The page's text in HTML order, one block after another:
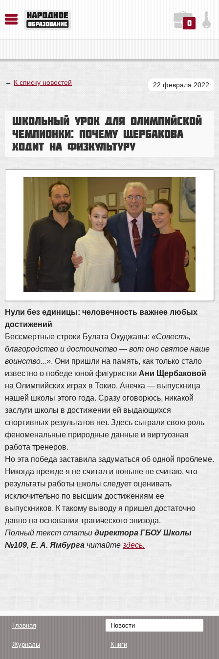
0
← К списку новостей 22 февраля 2022
Школьный урок для олимпийской
чемпионки: почему Щербакова
ходит на физкультуру
Нули без единицы: человечность важнее любых
достижений
Бессмертные строки Булата Окуджавы: «Совесть,
благородство и достоинство — вот оно святое наше
воинство...». Они пришли на память, как только стало
известно о победе юной фигуристки Ани Щербаковой
на Олимпийских играх в Токио. Анечка — выпускница
нашей школы этого года. Сразу оговорюсь, никакой
заслуги школы в достижении ей выдающихся
спортивных результатов нет. Здесь сыграли свою роль
феноменальные природные данные и виртуозная
работа тренеров.
Но эта победа заставила задуматься об одной проблеме.
Никогда прежде я не считал и поныне не считаю, что
результаты работы школы следует оценивать
исключительно по высшим достижениям ее
выпускников. К такому выводу я пришел достаточно
давно на основании трагического эпизода.
Полный текст статьи директора ГБОУ Школы
№109, Е. А. Ямбурга читайте здесь.
Главная Новости
Журналы Книги